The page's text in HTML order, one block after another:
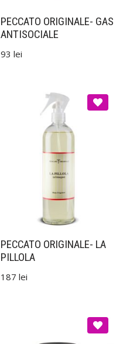
PECCATO ORIGINALE- GAS
ANTISOCIALE
93 lei
PECCATO ORIGINALE- LA
PILLOLA
187 lei